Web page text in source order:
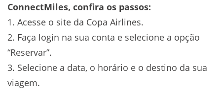
ConnectMiles, confira os passos:
1. Acesse o site da Copa Airlines.
2. Faça login na sua conta e selecione a opção
“Reservar”.
3. Selecione a data, o horário e o destino da sua
viagem.